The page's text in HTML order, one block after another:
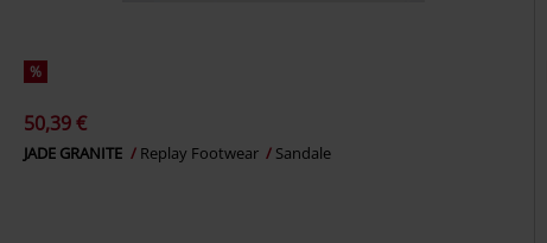
%
50,39 €
JADE GRANITE Replay Footwear Sandale